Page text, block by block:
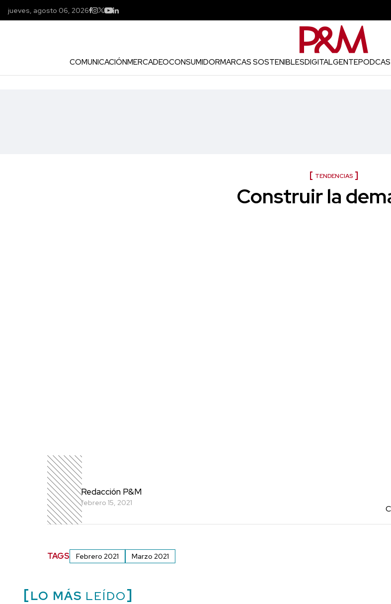
jueves, agosto 06, 2026
COMUNICACIÓNMERCADEOCONSUMIDORMARCAS SOSTENIBLESDIGITALGENTE
TENDENCIAS
Construir la
Redacción P&M
febrero 15, 2021
TAGS Febrero 2021 Marzo 2021
LO MÁS LEÍDO